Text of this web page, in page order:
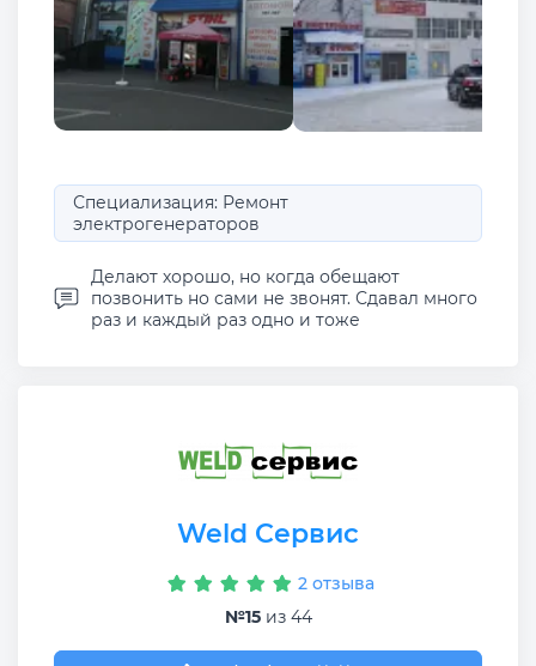
Специализация: Ремонт
электрогенераторов
Делают хорошо, но когда обещают
позвонить но сами не звонят. Сдавал много
раз и каждый раз одно и тоже
Weld Сервис
2 отзыва
№15из 44